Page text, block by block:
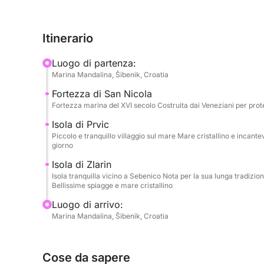
Il tour prosegue verso le incantevoli isole di
l'ancora in splendide baie appartate, dandoti
immerso nella natura incontaminata.
inclusa, permettendovi di esplorare il mondo
Questo tour privato è all'insegna della
esplorare un villaggio insulare o semplicemente
dell'Adriatico. Senza folla e senza orari fissi, la
Ideale per gli ospiti che cercano privacy,
costa di Sebenico.
Itinerario
Luogo di partenza:
Marina Mandalina, Šibenik, Croatia
Fortezza di San Nicola
Fortezza marina del XVI secolo Costruita dai Veneziani per
Isola di Prvic
Piccolo e tranquillo villaggio sul mare Mare cristallino e
giorno
Isola di Zlarin
Isola tranquilla vicino a Sebenico Nota per la sua lunga
Bellissime spiagge e mare cristallino
Luogo di arrivo:
Marina Mandalina, Šibenik, Croatia
Cose da sapere